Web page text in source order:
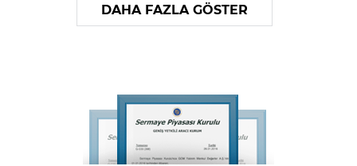
DAHA FAZLA GÖSTER